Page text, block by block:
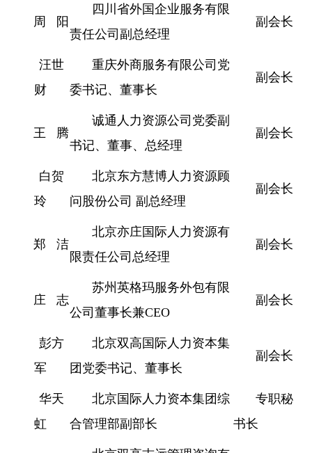
周 阳
四川省外国企业服务有限
责任公司副总经理
副会长
汪世
财
重庆外商服务有限公司党
委书记、董事长
副会长
王 腾
诚通人力资源公司党委副
书记、董事、总经理
副会长
白贺
玲
北京东方慧博人力资源顾
问股份公司 副总经理
副会长
郑 洁
北京亦庄国际人力资源有
限责任公司总经理
副会长
庄 志
苏州英格玛服务外包有限
公司董事长兼CEO
副会长
彭方
军
北京双高国际人力资本集
团党委书记、董事长
副会长
华天
虹
北京国际人力资本集团综
合管理部副部长
专职秘
书长